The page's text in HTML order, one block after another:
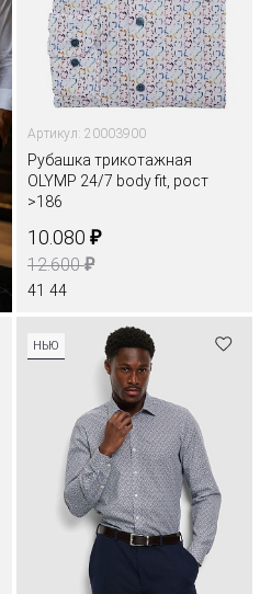
Артикул: 20003900
Рубашка трикотажная
OLYMP 24/7 body fit, рост
>186
10.080 ₽
12.600₽
41 44
НЬЮ